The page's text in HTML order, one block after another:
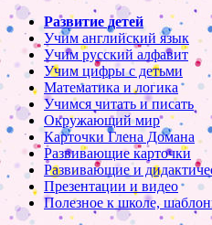
Развитие детей
Учим английский язык
Учим русский алфавит
Учим цифры с детьми
Математика и логика
Учимся читать и писать
Окружающий мир
Карточки Глена Домана
Развивающие карточки
Развивающие и
Презентации и видео
Полезное к школе,